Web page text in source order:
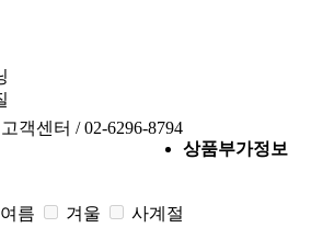
고객센터 / 02-6296-8794
상품부가정보
여름 겨울 사계절